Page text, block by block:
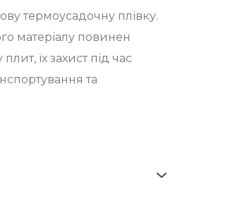
термоусадочну плівку.
матеріалу повинен
їх захист під час
та